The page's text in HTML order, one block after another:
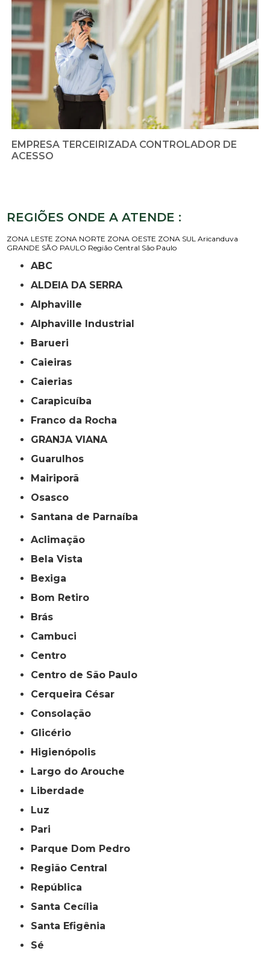
EMPRESA TERCEIRIZADA CONTROLADOR DE
ACESSO
REGIÕES ONDE A ATENDE :
ZONA LESTE ZONA NORTE ZONA OESTE ZONA SUL Aricanduva
GRANDE SÃO PAULO Região Central São Paulo
ABC
ALDEIA DA SERRA
Alphaville
Alphaville Industrial
Barueri
Caieiras
Caierias
Carapicuíba
Franco da Rocha
GRANJA VIANA
Guarulhos
Mairiporã
Osasco
Santana de Parnaíba
Aclimação
Bela Vista
Bexiga
Bom Retiro
Brás
Cambuci
Centro
Centro de São Paulo
Cerqueira César
Consolação
Glicério
Higienópolis
Largo do Arouche
Liberdade
Luz
Pari
Parque Dom Pedro
Região Central
República
Santa Cecília
Santa Efigênia
Sé